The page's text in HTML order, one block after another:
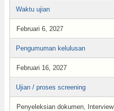
Waktu ujian
Februari 6, 2027
Pengumuman kelulusan
Februari 16, 2027
Ujian / proses screening
Penyeleksian dokumen, Interview